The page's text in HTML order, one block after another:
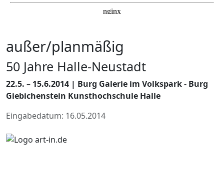
außer/planmäßig
50 Jahre Halle-Neustadt
22.5. – 15.6.2014 | Burg Galerie im Volkspark - Burg
Giebichenstein Kunsthochschule Halle
Eingabedatum: 16.05.2014